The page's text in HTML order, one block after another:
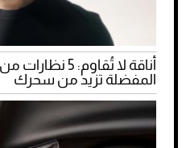
أناقة لا تُقاوم:
المفضلة تزيد من سحرك